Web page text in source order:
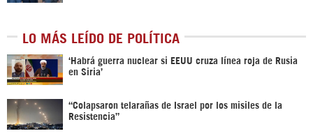
LO MÁS LEÍDO DE POLÍTICA
‎‘Habrá guerra nuclear si EEUU cruza línea roja de Rusia
en Siria’‎
“Colapsaron telarañas de Israel por los misiles de la
Resistencia”